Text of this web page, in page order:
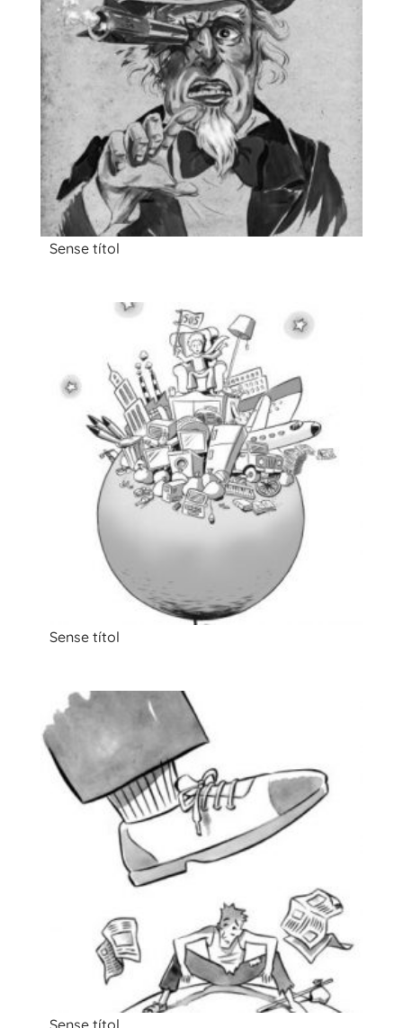
Sense títol
Sense títol
Sense títol